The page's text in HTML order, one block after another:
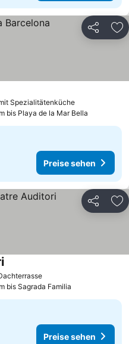
Teilen
Spezialitätenküche
bis Playa de la Mar Bella
Preise sehen
Teilen
bis Sagrada Familia
Preise sehen